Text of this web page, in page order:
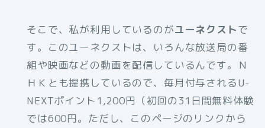
そこで、私が利用しているのがユーネクストで
す。このユーネクストは、いろんな放送局の番
組や映画などの動画を配信しているんです。Ｎ
ＨＫとも提携しているので、毎月付与されるU-
NEXTポイント1,200円（初回の31日間無料体験
では600円。ただし、このページのリンクから